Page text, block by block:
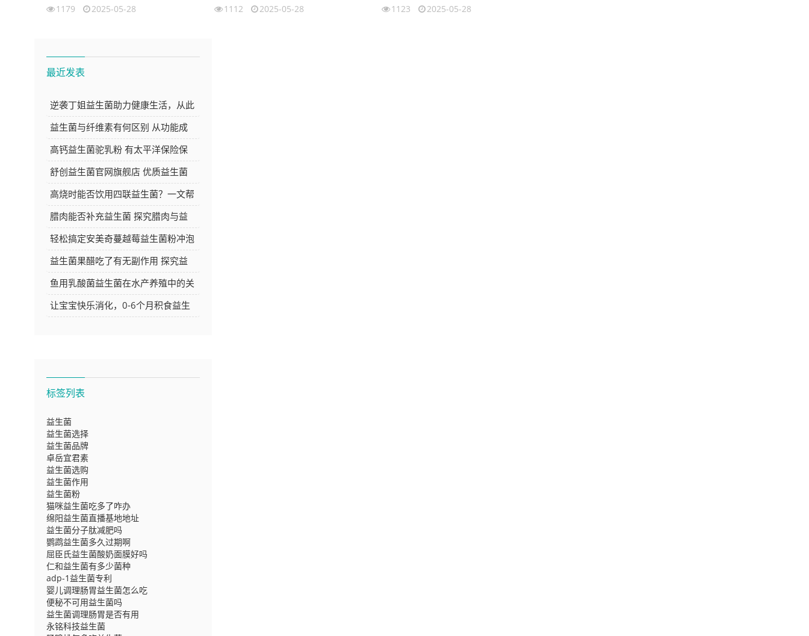
1179 2025-05-28 1112 2025-05-28 1123 2025-05-28
最近发表
逆袭丁姐益生菌助力健康生活，从此
告别肠胃困扰焕发新活力
益生菌与纤维素有何区别 从功能成
分等方面深度解析
高钙益生菌驼乳粉 有太平洋保险保
障 品质与安心的双重选择
舒创益生菌官网旗舰店 优质益生菌
产品的选购好去处
高烧时能否饮用四联益生菌？一文帮
你解答
腊肉能否补充益生菌 探究腊肉与益
生菌的关系
轻松搞定安美奇蔓越莓益生菌粉冲泡
方法，让你的每日养生更简单
益生菌果醋吃了有无副作用 探究益
生菌果醋的安全性
鱼用乳酸菌益生菌在水产养殖中的关
键作用与应用探讨
让宝宝快乐消化，0-6个月积食益生
标签列表
益生菌
益生菌选择
益生菌品牌
卓岳宜君素
益生菌选购
益生菌作用
益生菌粉
猫咪益生菌吃多了咋办
绵阳益生菌直播基地地址
益生菌分子肽减肥吗
鹦鹉益生菌多久过期啊
屈臣氏益生菌酸奶面膜好吗
仁和益生菌有多少菌种
adp-1益生菌专利
婴儿调理肠胃益生菌怎么吃
便秘不可用益生菌吗
益生菌调理肠胃是否有用
永铭科技益生菌